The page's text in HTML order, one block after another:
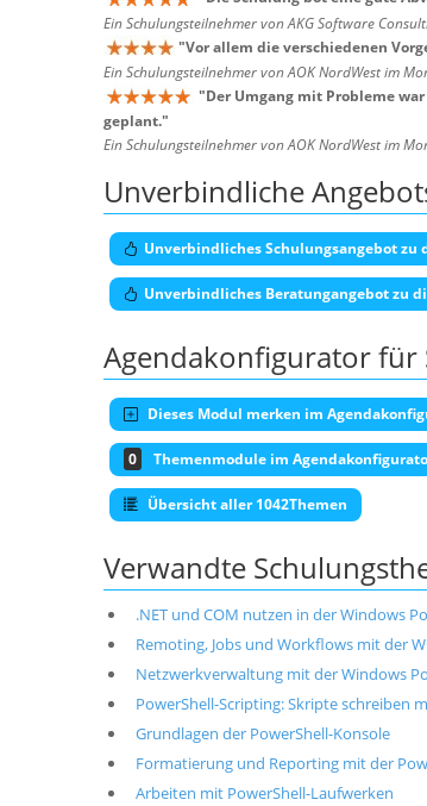
Ein Schulungsteilnehmer von AKG Software
"Vor allem die verschiedenen
Ein Schulungsteilnehmer von AOK NordWest im
"Der Umgang mit Probleme
geplant."
Ein Schulungsteilnehmer von AOK NordWest im
Unverbindliche
Unverbindliches Schulungsangebot zu
Unverbindliches Beratungangebot zu
Agendakonfigurator für
Dieses Modul merken im
0 Themenmodule im
Übersicht aller 1042Themen
Verwandte
.NET und COM nutzen in der Windows
Remoting, Jobs und Workflows mit der
Netzwerkverwaltung mit der Windows
PowerShell-Scripting: Skripte schreiben
Grundlagen der PowerShell-Konsole
Formatierung und Reporting mit der
Arbeiten mit PowerShell-Laufwerken